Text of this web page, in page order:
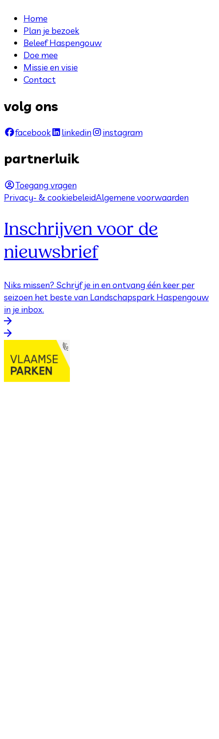
Home
Plan je bezoek
Beleef Haspengouw
Doe mee
Missie en visie
Contact
volg ons
facebook linkedin instagram
partnerluik
Toegang vragen
Privacy- & cookiebeleidAlgemene voorwaarden
Inschrijven voor de
nieuwsbrief
Niks missen? Schrijf je in en ontvang één keer per
seizoen het beste van Landschapspark Haspengouw
in je inbox.